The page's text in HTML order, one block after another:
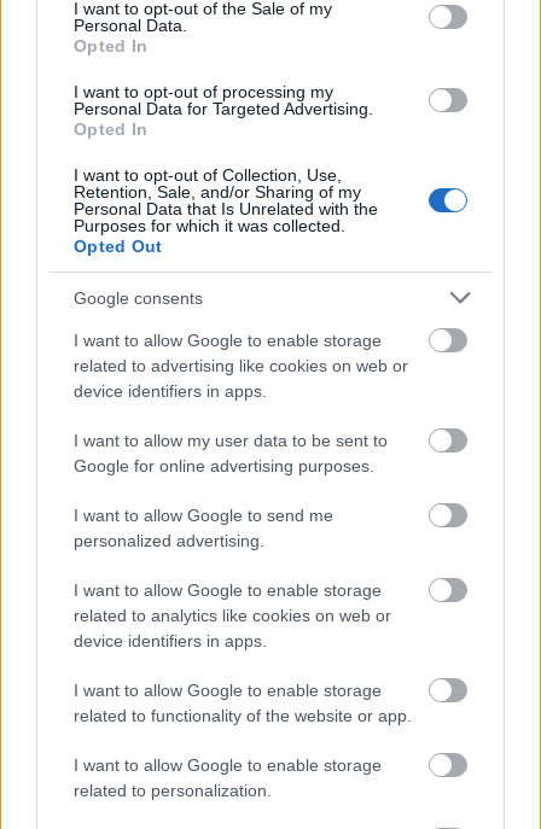
I want to opt-out of the Sale of my
Personal Data.
Opted In
I want to opt-out of processing my
Personal Data for Targeted Advertising.
Opted In
I want to opt-out of Collection, Use,
Retention, Sale, and/or Sharing of my
Personal Data that Is Unrelated with the
Purposes for which it was collected.
Opted Out
Google consents
I want to allow Google to enable storage
related to advertising like cookies on web or
device identifiers in apps.
I want to allow my user data to be sent to
Google for online advertising purposes.
I want to allow Google to send me
personalized advertising.
I want to allow Google to enable storage
related to analytics like cookies on web or
device identifiers in apps.
I want to allow Google to enable storage
related to functionality of the website or app.
I want to allow Google to enable storage
related to personalization.